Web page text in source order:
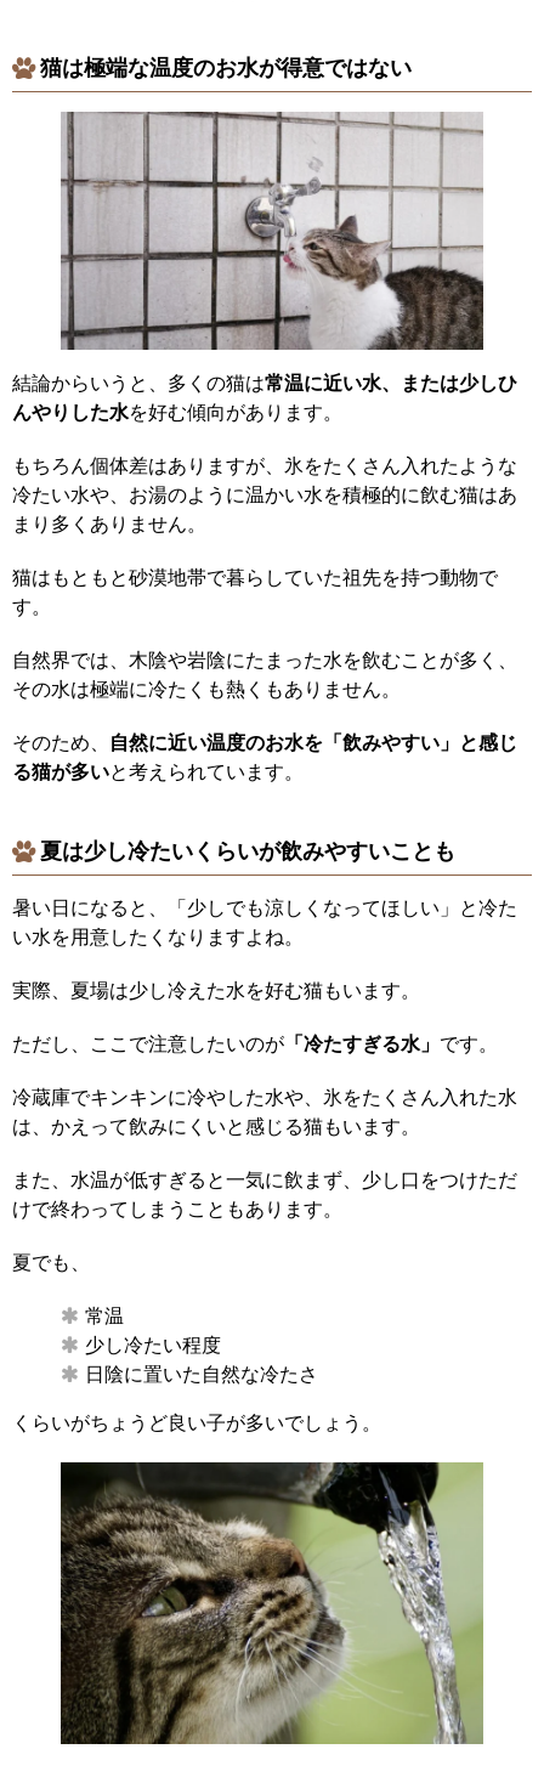
猫は極端な温度のお水が得意ではない
結論からいうと、多くの猫は常温に近い水、または少しひ
んやりした水を好む傾向があります。
もちろん個体差はありますが、氷をたくさん入れたような
冷たい水や、お湯のように温かい水を積極的に飲む猫はあ
まり多くありません。
猫はもともと砂漠地帯で暮らしていた祖先を持つ動物で
す。
自然界では、木陰や岩陰にたまった水を飲むことが多く、
その水は極端に冷たくも熱くもありません。
そのため、
自然に近い温度のお水を「飲みやすい」と感じ
る猫が多いと考えられています。
夏は少し冷たいくらいが飲みやすいことも
暑い日になると、「少しでも涼しくなってほしい」と冷た
い水を用意したくなりますよね。
実際、夏場は少し冷えた水を好む猫もいます。
ただし、ここで注意したいのが 「冷たすぎる水」 です。
冷蔵庫でキンキンに冷やした水や、氷をたくさん入れた水
は、かえって飲みにくいと感じる猫もいます。
また、水温が低すぎると一気に飲まず、少し口をつけただ
けで終わってしまうこともあります。
夏でも、
常温
少し冷たい程度
日陰に置いた自然な冷たさ
くらいがちょうど良い子が多いでしょう。